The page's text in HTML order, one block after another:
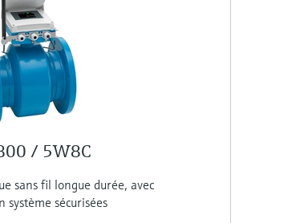
/ 5W8C
sans fil longue durée, avec
sécurisées